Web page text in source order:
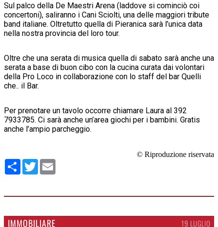
Sul palco della De Maestri Arena (laddove si cominciò coi
concertoni), saliranno i Cani Sciolti, una delle maggiori tribute
band italiane. Oltretutto quella di Pieranica sarà l’unica data
nella nostra provincia del loro tour.
Oltre che una serata di musica quella di sabato sarà anche una
serata a base di buon cibo con la cucina curata dai volontari
della Pro Loco in collaborazione con lo staff del bar Quelli
che.. il Bar.
Per prenotare un tavolo occorre chiamare Laura al 392
7933785. Ci sarà anche un’area giochi per i bambini. Gratis
anche l’ampio parcheggio.
© Riproduzione riservata
Condividi
Twitter
IMMOBILIARE 19 LUGLIO